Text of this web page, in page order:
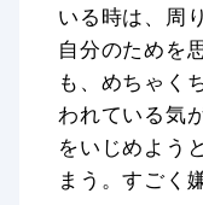
いる時は、周
自分のためを
も、めちゃく
われている気
をいじめよう
まう。すごく